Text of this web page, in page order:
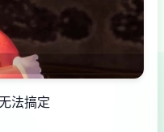
法搞定